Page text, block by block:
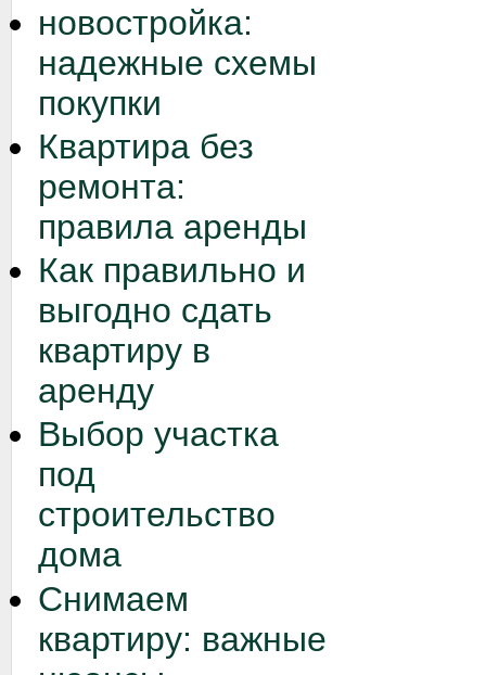
новостройка:
надежные схемы
покупки
Квартира без
ремонта:
правила аренды
Как правильно и
выгодно сдать
квартиру в
аренду
Выбор участка
под
строительство
дома
Снимаем
квартиру: важные